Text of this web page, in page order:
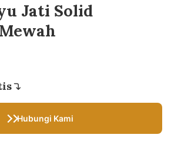
Jati Solid
Hubungi Kami